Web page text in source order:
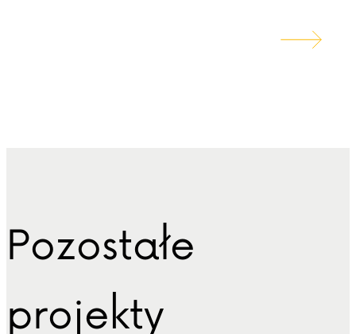
Pozostałe
projekty